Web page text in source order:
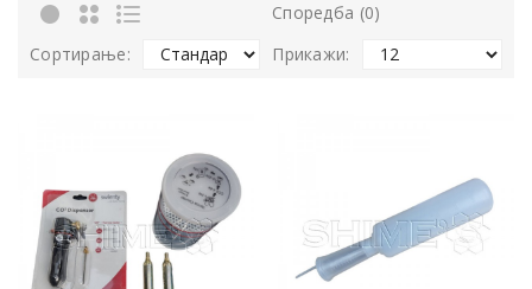
Споредба (0)
Сортирање:
Прикажи: